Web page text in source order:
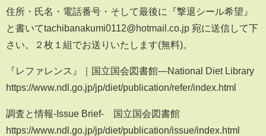
住所・氏名・電話番号・そして最後に『撃退シール希望』
と書いてtachibanakumi0112@hotmail.co.jp 宛に送信して下
さい。２枚１組でお送りいたします(無料)。
『レファレンス』｜国立国会図書館―National Diet Library
https://www.ndl.go.jp/jp/diet/publication/refer/index.html
調査と情報-Issue Brief- 国立国会図書館
https://www.ndl.go.jp/jp/diet/publication/issue/index.html